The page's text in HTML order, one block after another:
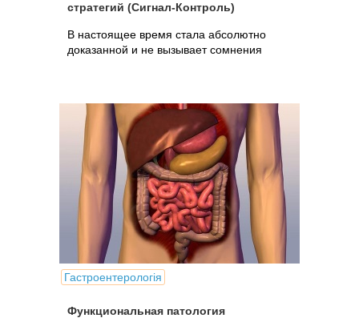
стратегий (Сигнал-Контроль)
В настоящее время стала абсолютно
доказанной и не вызывает сомнения
плотности.
Гастроентерологія
Функциональная патология